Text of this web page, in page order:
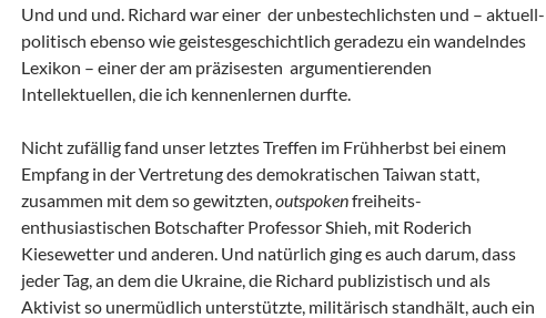
Und und und. Richard war einer der unbestechlichsten und – aktuell-
politisch ebenso wie geistesgeschichtlich geradezu ein wandelndes
Lexikon – einer der am präzisesten argumentierenden
Intellektuellen, die ich kennenlernen durfte.
Nicht zufällig fand unser letztes Treffen im Frühherbst bei einem
Empfang in der Vertretung des demokratischen Taiwan statt,
zusammen mit dem so gewitzten, outspokenfreiheits-
enthusiastischen Botschafter Professor Shieh, mit Roderich
Kiesewetter und anderen. Und natürlich ging es auch darum, dass
jeder Tag, an dem die Ukraine, die Richard publizistisch und als
Aktivist so unermüdlich unterstützte, militärisch standhält, auch ein